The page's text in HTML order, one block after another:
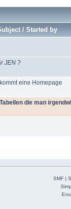
/ Started by
JEN ?
eine Homepage
die man
SMF|